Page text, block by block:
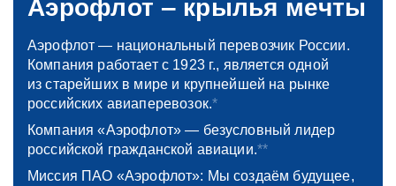
Аэрофлот ‒ крылья мечты
Аэрофлот — национальный перевозчик России.
Компания работает с 1923 г., является одной
из старейших в мире и крупнейшей на рынке
российских авиаперевозок.*
Компания «Аэрофлот» — безусловный лидер
российской гражданской авиации.**
Миссия ПАО «Аэрофлот»: Мы создаём будущее,